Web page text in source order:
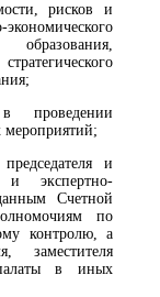
рисков и
экономического
проведении
мероприятий;
и
и экспертно-
Счетной
по
контролю, а
заместителя
в иных